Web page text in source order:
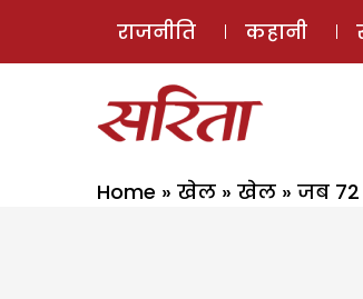
राजनीति कहानी
Home » खेल » खेल » जब 72